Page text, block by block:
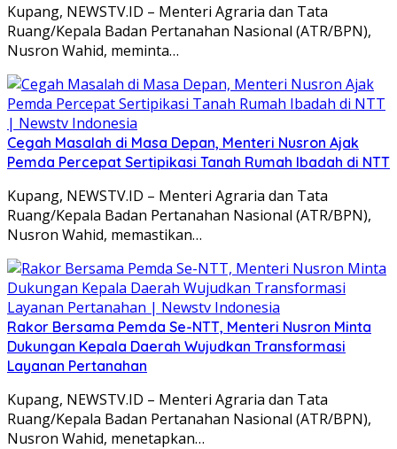
Kupang, NEWSTV.ID – Menteri Agraria dan Tata
Ruang/Kepala Badan Pertanahan Nasional (ATR/BPN),
Nusron Wahid, meminta…
Cegah Masalah di Masa Depan, Menteri Nusron Ajak
Pemda Percepat Sertipikasi Tanah Rumah Ibadah di NTT
Kupang, NEWSTV.ID – Menteri Agraria dan Tata
Ruang/Kepala Badan Pertanahan Nasional (ATR/BPN),
Nusron Wahid, memastikan…
Rakor Bersama Pemda Se-NTT, Menteri Nusron Minta
Dukungan Kepala Daerah Wujudkan Transformasi
Layanan Pertanahan
Kupang, NEWSTV.ID – Menteri Agraria dan Tata
Ruang/Kepala Badan Pertanahan Nasional (ATR/BPN),
Nusron Wahid, menetapkan…